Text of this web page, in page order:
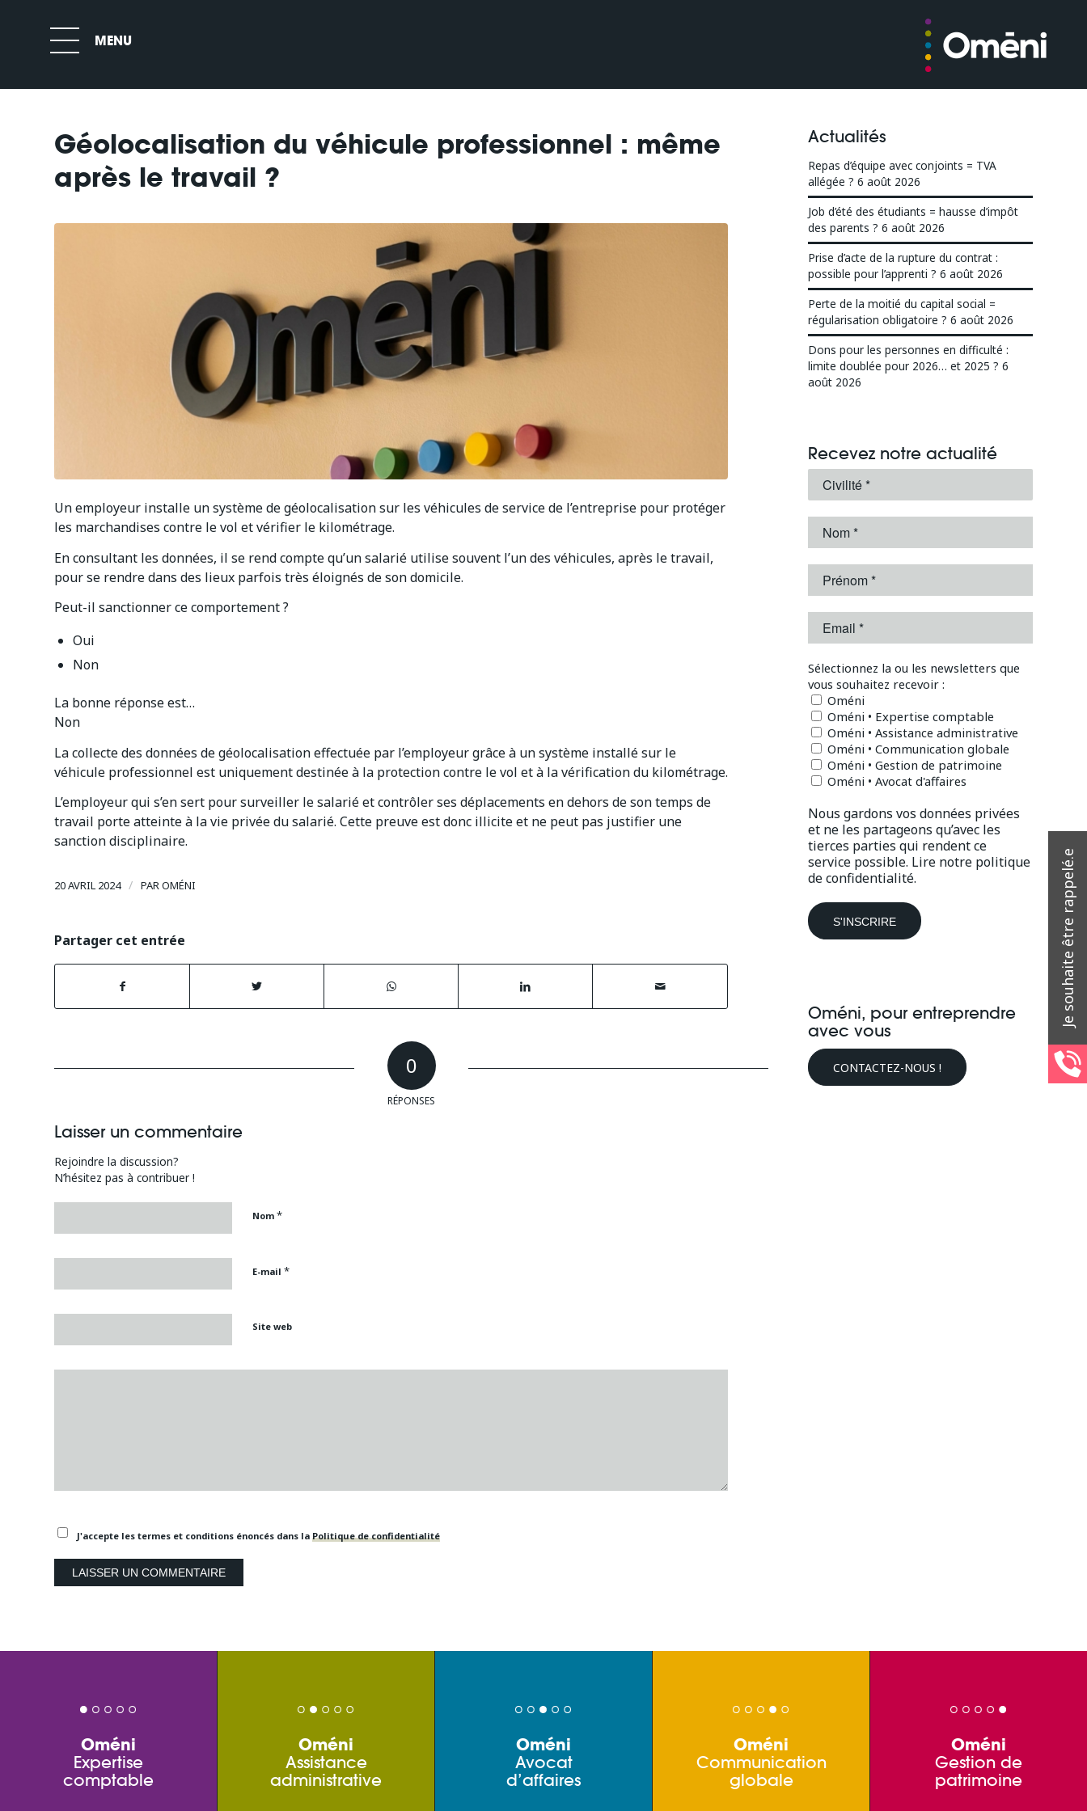
Géolocalisation du véhicule professionnel : même
après le travail ?
Un employeur installe un système de géolocalisation sur les véhicules de service de l’entreprise pour protéger
les marchandises contre le vol et vérifier le kilométrage.
En consultant les données, il se rend compte qu’un salarié utilise souvent l’un des véhicules, après le travail,
pour se rendre dans des lieux parfois très éloignés de son domicile.
Peut-il sanctionner ce comportement ?
Oui
Non
La bonne réponse est…
Non
La collecte des données de géolocalisation effectuée par l’employeur grâce à un système installé sur le
véhicule professionnel est uniquement destinée à la protection contre le vol et à la vérification du kilométrage.
L’employeur qui s’en sert pour surveiller le salarié et contrôler ses déplacements en dehors de son temps de
travail porte atteinte à la vie privée du salarié. Cette preuve est donc illicite et ne peut pas justifier une
sanction disciplinaire.
20 AVRIL 2024 / PAROMÉNI
Partager cet entrée
0
RÉPONSES
Laisser un commentaire
Rejoindre la discussion?
N’hésitez pas à contribuer !
Nom *
E-mail *
Site web
J'accepte les termes et conditions énoncés dans la Politique de confidentialité
Actualités
Repas d’équipe avec conjoints = TVA
allégée ? 6 août 2026
Job d’été des étudiants = hausse d’impôt
des parents ? 6 août 2026
Prise d’acte de la rupture du contrat :
possible pour l’apprenti ? 6 août 2026
Perte de la moitié du capital social =
régularisation obligatoire ? 6 août 2026
Dons pour les personnes en difficulté :
limite doublée pour 2026… et 2025 ? 6
août 2026
Recevez notre actualité
Sélectionnez la ou les newsletters que
vous souhaitez recevoir :
Oméni
Oméni • Expertise comptable
Oméni • Assistance administrative
Oméni • Communication globale
Oméni • Gestion de patrimoine
Oméni • Avocat d'affaires
Nous gardons vos données privées
et ne les partageons qu’avec les
tierces parties qui rendent ce
service possible. Lire notre politique
de confidentialité.
Oméni, pour entreprendre
avec vous
CONTACTEZ-NOUS !
Oméni
Expertise
comptable
Oméni
Assistance
administrative
Oméni
Avocat
d’affaires
Oméni
Communication
globale
Oméni
Gestion de
patrimoine